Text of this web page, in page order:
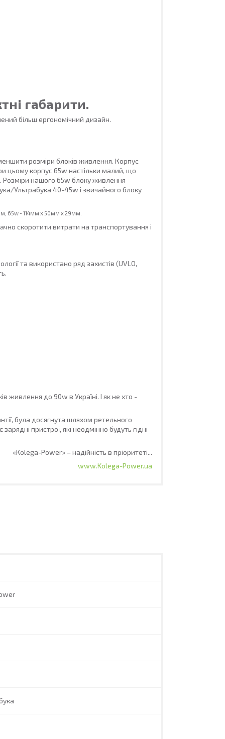
габарити.
більш ергономічний дизайн.
розміри блоків живлення. Корпус
цьому корпус 65w настільки малий, що
нашого 65w блоку живлення
Ультрабука 40-45w і звичайного блоку
65w - 114мм х 50мм x 29мм.
скоротити витрати на транспортування і
та використано ряд захистів (UVLO,
живлення до 90w в Україні. І як не хто -
була досягнута шляхом ретельного
пристрої, які неодмінно будуть гідні
«Kolega-Power» – надійність в пріоритеті...
www.Kolega-Power.ua